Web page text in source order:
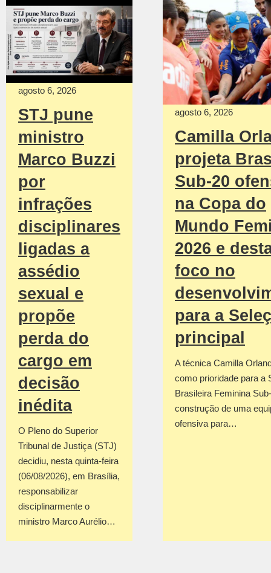
agosto 6, 2026
STJ pune
ministro
Marco Buzzi
por
infrações
disciplinares
ligadas a
assédio
sexual e
propõe
perda do
cargo em
decisão
inédita
O Pleno do Superior
Tribunal de Justiça (STJ)
decidiu, nesta quinta-feira
(06/08/2026), em Brasília,
responsabilizar
disciplinarmente o
ministro Marco Aurélio…
agosto 6, 2026
Camilla
projeta
Sub-20
na Copa do
Mundo
2026 e
foco no
para a
principal
A técnica Camilla
como prioridade para a
Brasileira Feminina
construção de uma
ofensiva para…